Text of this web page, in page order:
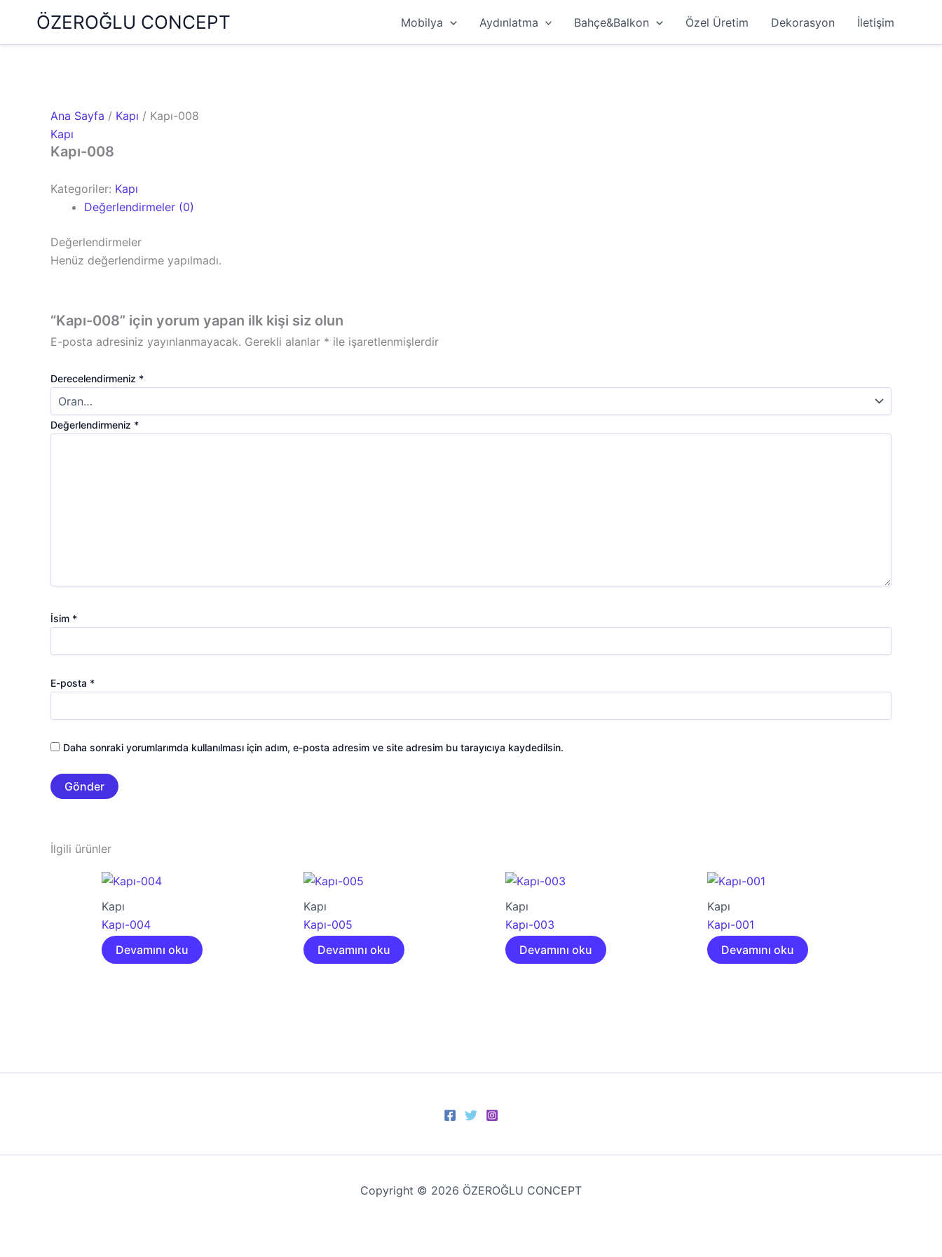
ÖZEROĞLU CONCEPT Mobilya Aydınlatma Bahçe&Balkon Özel Üretim Dekorasyon İletişim
Ana Sayfa / Kapı / Kapı-008
Kapı
Kapı-008
Kategoriler: Kapı
Değerlendirmeler (0)
Değerlendirmeler
Henüz değerlendirme yapılmadı.
“Kapı-008” için yorum yapan ilk kişi siz olun
E-posta adresiniz yayınlanmayacak. Gerekli alanlar * ile işaretlenmişlerdir
Derecelendirmeniz *
Değerlendirmeniz *
İsim *
E-posta *
Daha sonraki yorumlarımda kullanılması için adım, e-posta adresim ve site adresim bu tarayıcıya kaydedilsin.
İlgili ürünler
Kapı
Kapı-004
Devamını oku
Kapı
Kapı-005
Devamını oku
Kapı
Kapı-003
Devamını oku
Kapı
Kapı-001
Devamını oku
Copyright © 2026 ÖZEROĞLU CONCEPT